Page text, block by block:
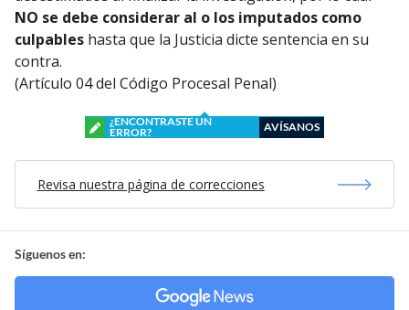
NO se debe considerar al o los imputados como
culpables hasta que la Justicia dicte sentencia en su
contra.
(Artículo 04 del Código Procesal Penal)
¿ENCONTRASTE UN
ERROR?
AVÍSANOS
Revisa nuestra página de correcciones
Síguenos en: